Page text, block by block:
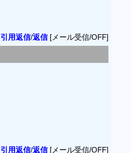
引用返信/返信[メール受信/OFF]
引用返信/返信[メール受信/OFF]